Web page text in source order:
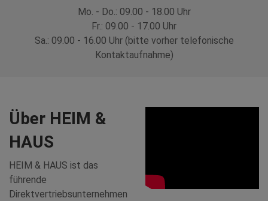
Mo. - Do.: 09.00 - 18.00 Uhr
Fr.: 09.00 - 17.00 Uhr
Sa.: 09.00 - 16.00 Uhr (bitte vorher telefonische
Kontaktaufnahme)
Über HEIM &
HAUS
HEIM & HAUS ist das
führende
Direktvertriebsunternehmen